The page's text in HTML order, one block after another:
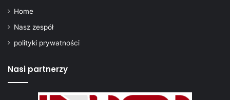
l
m
Home
Nasz zespół
polityki prywatności
Nasi partnerzy